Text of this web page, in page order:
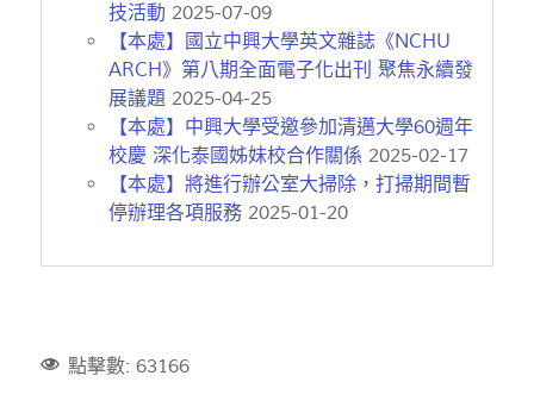
技活動 2025-07-09
【本處】國立中興大學英文雜誌《NCHU
ARCH》第八期全面電子化出刊 聚焦永續發
展議題 2025-04-25
【本處】中興大學受邀參加清邁大學60週年
校慶 深化泰國姊妹校合作關係 2025-02-17
【本處】將進行辦公室大掃除，打掃期間暫
停辦理各項服務 2025-01-20
點擊數: 63166